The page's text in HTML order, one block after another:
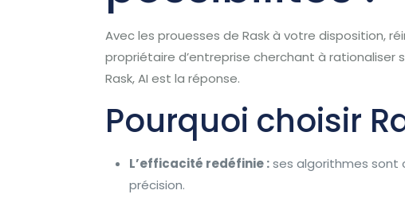
Avec les prouesses de Rask à votre disposition,
propriétaire d’entreprise cherchant à
Rask, AI est la réponse.
Pourquoi choisir
L’efficacité redéfinie :ses algorithmes sont
précision.